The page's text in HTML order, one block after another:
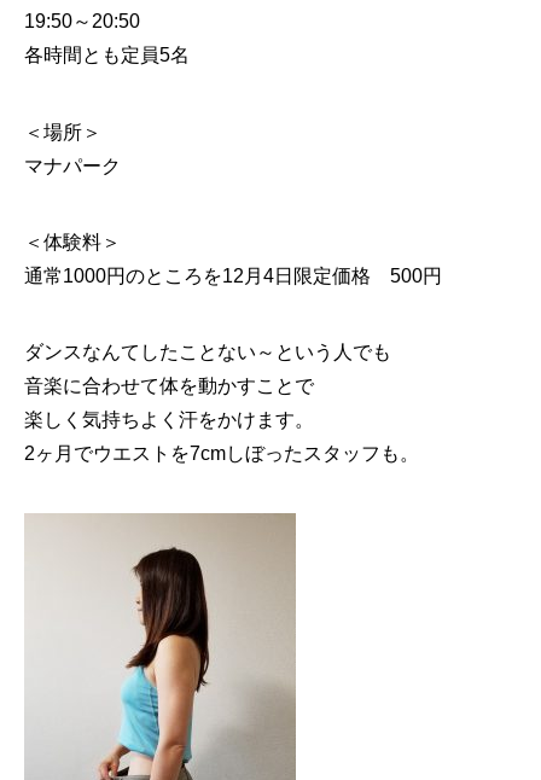
19:50～20:50
各時間とも定員5名
＜場所＞
マナパーク
＜体験料＞
通常1000円のところを12月4日限定価格 500円
ダンスなんてしたことない～という人でも
音楽に合わせて体を動かすことで
楽しく気持ちよく汗をかけます。
2ヶ月でウエストを7cmしぼったスタッフも。